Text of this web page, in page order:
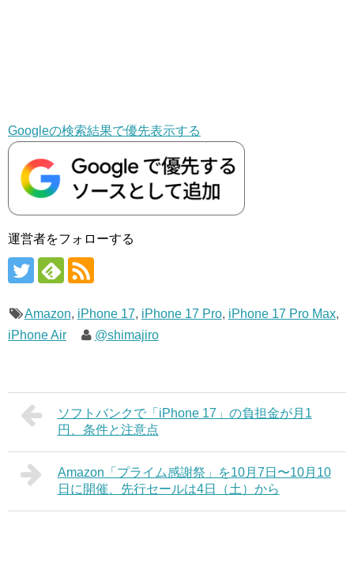
Googleの検索結果で優先表示する
運営者をフォローする
Amazon, iPhone 17, iPhone 17 Pro, iPhone 17 Pro Max,
iPhone Air
@shimajiro
ソフトバンクで「iPhone 17」の負担金が月1
円、条件と注意点
Amazon「プライム感謝祭」を10月7日〜10月10
日に開催、先行セールは4日（土）から